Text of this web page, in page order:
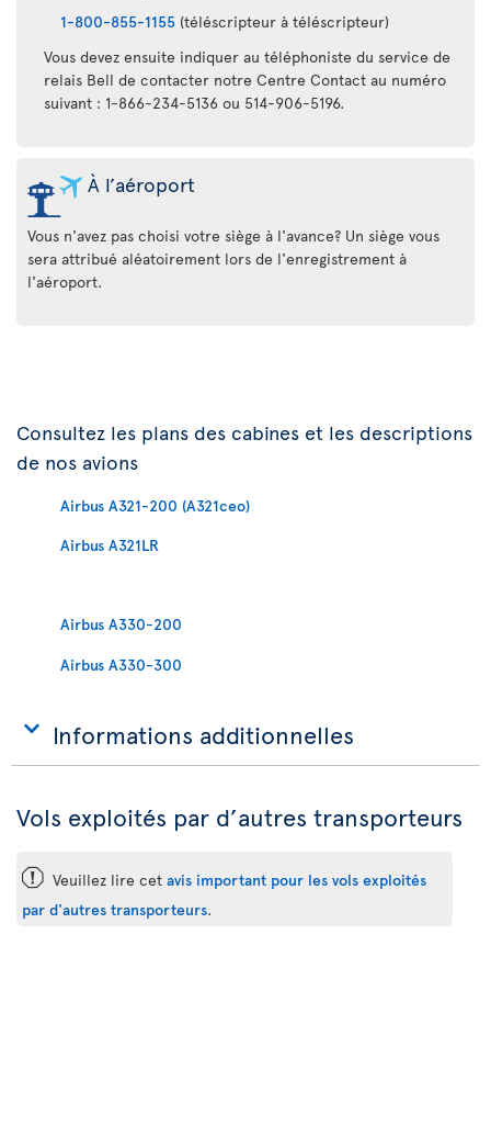
1-800-855-1155 (téléscripteur à téléscripteur)
Vous devez ensuite indiquer au téléphoniste du service de
relais Bell de contacter notre Centre Contact au numéro
suivant : 1-866-234-5136 ou 514-906-5196.
À l’aéroport
Vous n'avez pas choisi votre siège à l'avance? Un siège vous
sera attribué aléatoirement lors de l'enregistrement à
l'aéroport.
Consultez les plans des cabines et les descriptions
de nos avions
Airbus A321-200 (A321ceo)
Airbus A321LR
Airbus A330-200
Airbus A330-300
Informations additionnelles
Vols exploités par d’autres transporteurs
ü Veuillez lire cet avis important pour les vols exploités
par d'autres transporteurs.